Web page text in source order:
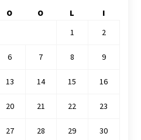
O O L
I
1
2
6 7 8 9
13 14 15 16
20 21 22 23
27 28 29 30